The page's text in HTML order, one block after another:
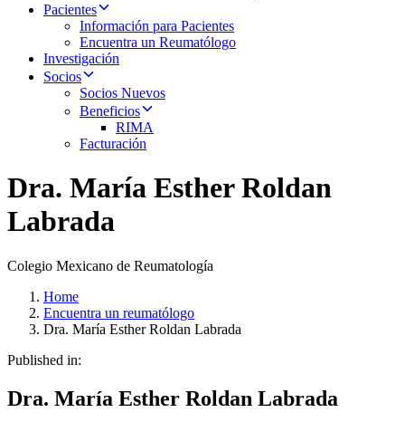
Pacientes
Información para Pacientes
Encuentra un Reumatólogo
Investigación
Socios
Socios Nuevos
Beneficios
RIMA
Facturación
Dra. María Esther Roldan
Labrada
Colegio Mexicano de Reumatología
Home
Encuentra un reumatólogo
Dra. María Esther Roldan Labrada
Published in:
Dra. María Esther Roldan Labrada